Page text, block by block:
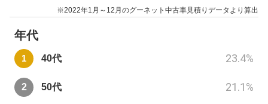
※2022年1月～12月のグーネット中古車見積りデータより算出
年代
40代 23.4%
50代 21.1%